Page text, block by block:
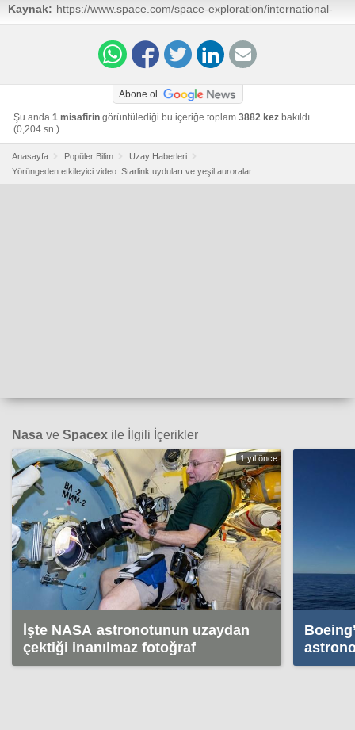
Kaynak: https://www.space.com/space-exploration/international-
space-station/iss-astronaut-captures-amazing-video-of-
Abone ol
Şu anda 1 misafirin görüntülediği bu içeriğe toplam 3882 kez bakıldı.
(0,204 sn.)
Anasayfa Popüler Bilim
Uzay Haberleri
Yörüngeden etkileyici video: Starlink uyduları ve yeşil auroralar
Nasa ve Spacex ile İlgili İçerikler
1 yıl önce
İşte NASA astronotunun uzaydan
çektiği inanılmaz fotoğraf